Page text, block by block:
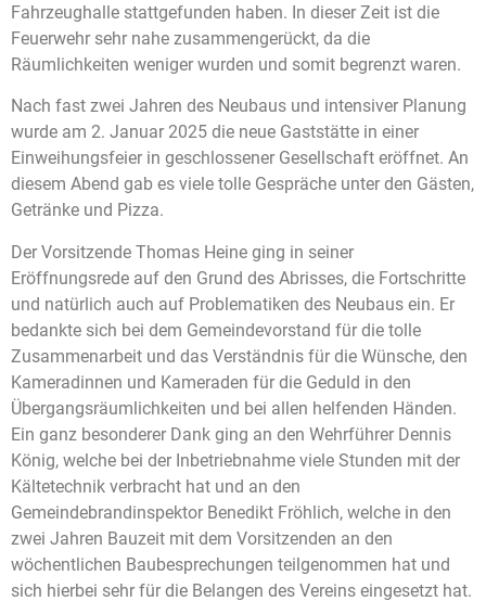
Fahrzeughalle stattgefunden haben. In dieser Zeit ist die
Feuerwehr sehr nahe zusammengerückt, da die
Räumlichkeiten weniger wurden und somit begrenzt waren.
Nach fast zwei Jahren des Neubaus und intensiver Planung
wurde am 2. Januar 2025 die neue Gaststätte in einer
Einweihungsfeier in geschlossener Gesellschaft eröffnet. An
diesem Abend gab es viele tolle Gespräche unter den Gästen,
Getränke und Pizza.
Der Vorsitzende Thomas Heine ging in seiner
Eröffnungsrede auf den Grund des Abrisses, die Fortschritte
und natürlich auch auf Problematiken des Neubaus ein. Er
bedankte sich bei dem Gemeindevorstand für die tolle
Zusammenarbeit und das Verständnis für die Wünsche, den
Kameradinnen und Kameraden für die Geduld in den
Übergangsräumlichkeiten und bei allen helfenden Händen.
Ein ganz besonderer Dank ging an den Wehrführer Dennis
König, welche bei der Inbetriebnahme viele Stunden mit der
Kältetechnik verbracht hat und an den
Gemeindebrandinspektor Benedikt Fröhlich, welche in den
zwei Jahren Bauzeit mit dem Vorsitzenden an den
wöchentlichen Baubesprechungen teilgenommen hat und
sich hierbei sehr für die Belangen des Vereins eingesetzt hat.